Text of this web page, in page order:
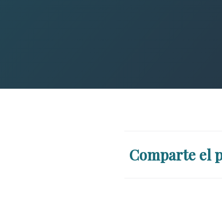
Comparte el